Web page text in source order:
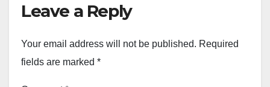
Leave a Reply
Your email address will not be published. Required
fields are marked *